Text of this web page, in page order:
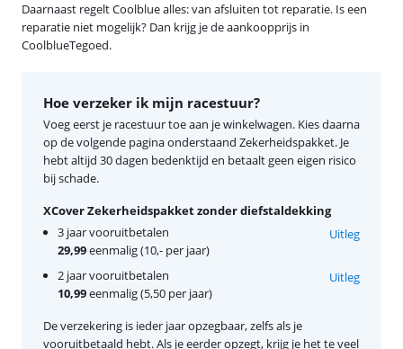
Daarnaast regelt Coolblue alles: van afsluiten tot reparatie. Is een
reparatie niet mogelijk? Dan krijg je de aankoopprijs in
CoolblueTegoed.
Hoe verzeker ik mijn racestuur?
Voeg eerst je racestuur toe aan je winkelwagen. Kies daarna
op de volgende pagina onderstaand Zekerheidspakket. Je
hebt altijd 30 dagen bedenktijd en betaalt geen eigen risico
bij schade.
XCover Zekerheidspakket zonder diefstaldekking
3 jaar vooruitbetalen
29,99eenmalig (10,- per jaar)
Uitleg
2 jaar vooruitbetalen
10,99eenmalig (5,50 per jaar)
Uitleg
De verzekering is ieder jaar opzegbaar, zelfs als je
vooruitbetaald hebt. Als je eerder opzegt, krijg je het te veel